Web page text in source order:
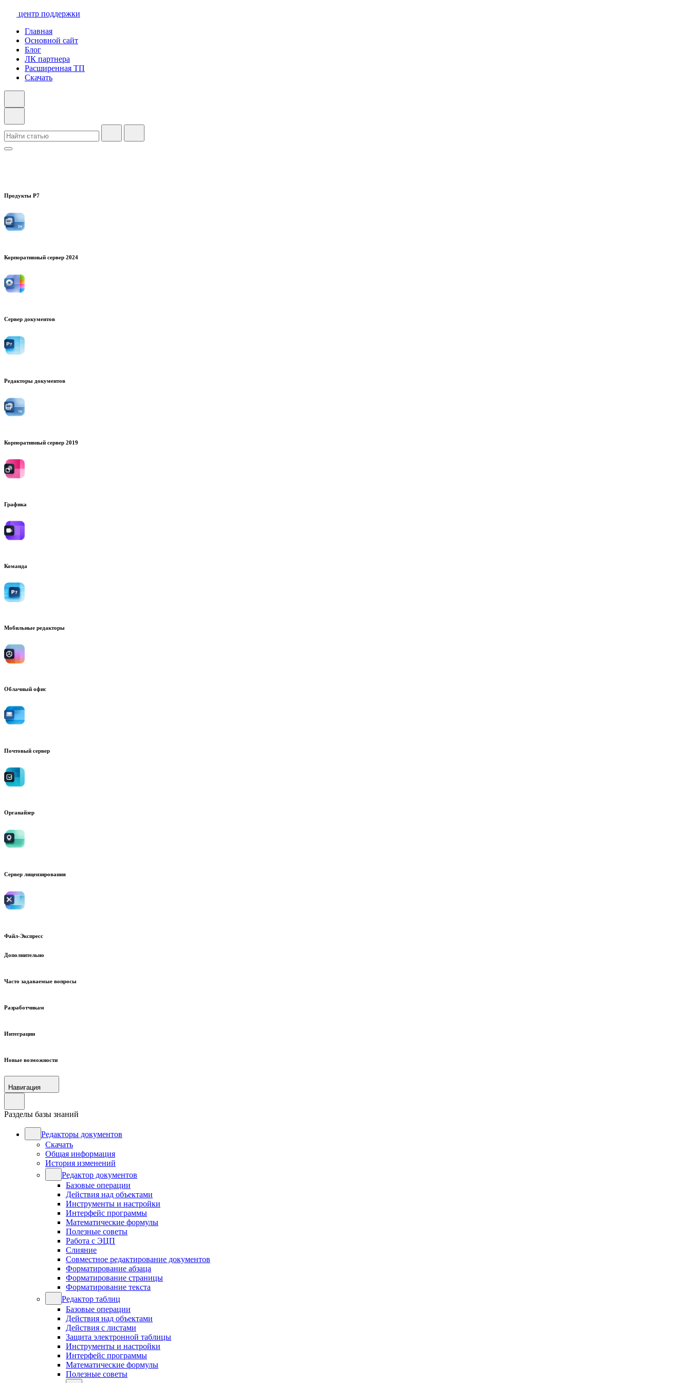
центр поддержки
Главная
Основной сайт
Блог
ЛК партнера
Расширенная ТП
Скачать
Продукты Р7
Корпоративный сервер 2024
Сервер документов
Редакторы документов
Корпоративный сервер 2019
Графика
Команда
Мобильные редакторы
Облачный офис
Почтовый сервер
Органайзер
Сервер лицензирования
Файл-Экспресс
Дополнительно
Часто задаваемые вопросы
Разработчикам
Интеграции
Новые возможности
Навигация
Разделы базы знаний
Редакторы документов
Скачать
Общая информация
История изменений
Редактор документов
Базовые операции
Действия над объектами
Инструменты и настройки
Интерфейс программы
Математические формулы
Полезные советы
Работа с ЭЦП
Слияние
Совместное редактирование документов
Форматирование абзаца
Форматирование страницы
Форматирование текста
Редактор таблиц
Базовые операции
Действия над объектами
Действия с листами
Защита электронной таблицы
Инструменты и настройки
Интерфейс программы
Математические формулы
Полезные советы